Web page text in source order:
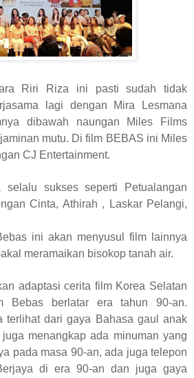
Riri Riza ini pasti sudah tidak
lagi dengan Mira Lesmana
dibawah naungan Miles Films
mutu. Di film BEBAS ini Miles
CJ Entertainment.
sukses seperti Petualangan
Cinta, Athirah , Laskar Pelangi,
ini akan menyusul film lainnya
meramaikan bisokop tanah air.
adaptasi cerita film Korea Selatan
Bebas berlatar era tahun 90-an.
terlihat dari gaya Bahasa gaul anak
menangkap ada minuman yang
pada masa 90-an, ada juga telepon
di era 90-an dan juga gaya